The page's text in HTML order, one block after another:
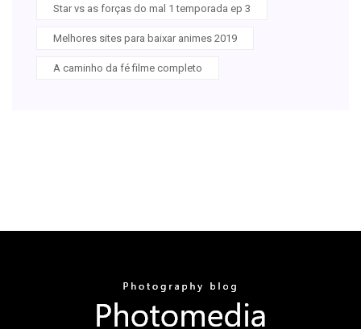
Star vs as forças do mal 1 temporada ep 3
Melhores sites para baixar animes 2019
A caminho da fé filme completo